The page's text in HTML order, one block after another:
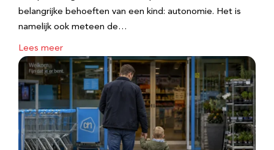
belangrijke behoeften van een kind: autonomie. Het is
namelijk ook meteen de…
Lees meer